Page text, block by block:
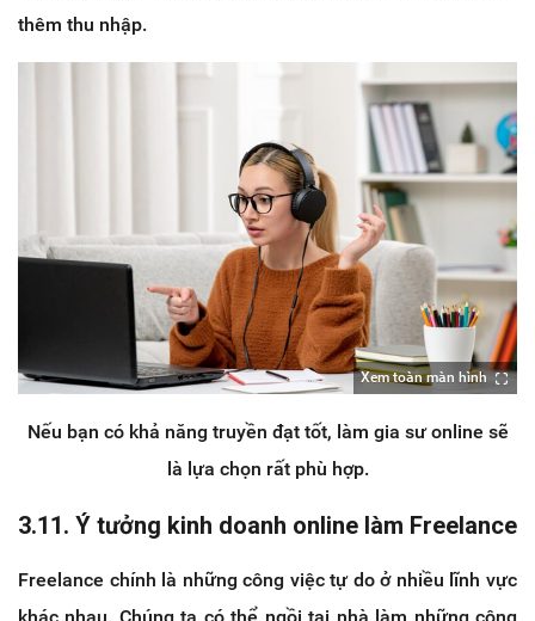
thêm thu nhập.
Xem toàn màn hình
Nếu bạn có khả năng truyền đạt tốt, làm gia sư online sẽ
là lựa chọn rất phù hợp.
3.11. Ý tưởng kinh doanh online làm Freelance
Freelance chính là những công việc tự do ở nhiều lĩnh vực